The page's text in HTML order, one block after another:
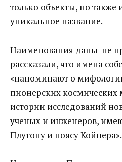
только объекты, но также
уникальное название.
Наименования даны не
рассказали, что имена
«напоминают о
пионерских космических
истории исследований
ученых и инженеров,
Плутону и поясу Койпера».